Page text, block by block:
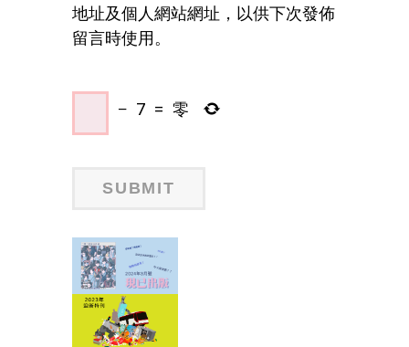
地址及個人網站網址，以供下次發佈
留言時使用。
− 7 = 零